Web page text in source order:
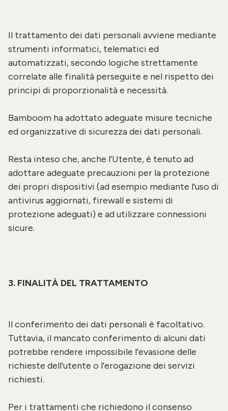
Il trattamento dei dati personali avviene mediante
strumenti informatici, telematici ed
automatizzati, secondo logiche strettamente
correlate alle finalità perseguite e nel rispetto dei
principi di proporzionalità e necessità.
Bamboom ha adottato adeguate misure tecniche
ed organizzative di sicurezza dei dati personali.
Resta inteso che, anche l'Utente, è tenuto ad
adottare adeguate precauzioni per la protezione
dei propri dispositivi (ad esempio mediante l'uso di
antivirus aggiornati, firewall e sistemi di
protezione adeguati) e ad utilizzare connessioni
sicure.
3. FINALITÀ DEL TRATTAMENTO
Il conferimento dei dati personali è facoltativo.
Tuttavia, il mancato conferimento di alcuni dati
potrebbe rendere impossibile l'evasione delle
richieste dell'utente o l'erogazione dei servizi
richiesti.
Per i trattamenti che richiedono il consenso